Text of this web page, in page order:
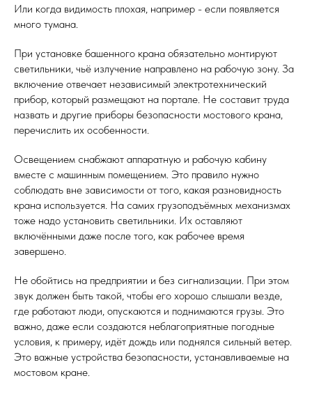
Или когда видимость плохая, например - если появляется
много тумана.
При установке башенного крана обязательно монтируют
светильники, чьё излучение направлено на рабочую зону. За
включение отвечает независимый электротехнический
прибор, который размещают на портале. Не составит труда
назвать и другие приборы безопасности мостового крана,
перечислить их особенности.
Освещением снабжают аппаратную и рабочую кабину
вместе с машинным помещением. Это правило нужно
соблюдать вне зависимости от того, какая разновидность
крана используется. На самих грузоподъёмных механизмах
тоже надо установить светильники. Их оставляют
включёнными даже после того, как рабочее время
завершено.
Не обойтись на предприятии и без сигнализации. При этом
звук должен быть такой, чтобы его хорошо слышали везде,
где работают люди, опускаются и поднимаются грузы. Это
важно, даже если создаются неблагоприятные погодные
условия, к примеру, идёт дождь или поднялся сильный ветер.
Это важные устройства безопасности, устанавливаемые на
мостовом кране.